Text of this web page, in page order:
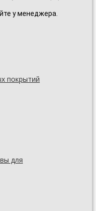
у менеджера.
покрытий
для